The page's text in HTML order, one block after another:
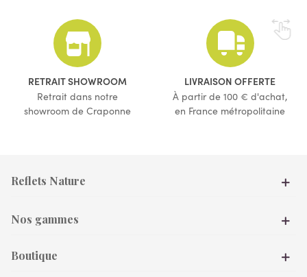
RETRAIT SHOWROOM
Retrait dans notre
showroom de Craponne
LIVRAISON OFFERTE
À partir de 100 € d'achat,
en France métropolitaine
Reflets Nature
Nos gammes
Boutique